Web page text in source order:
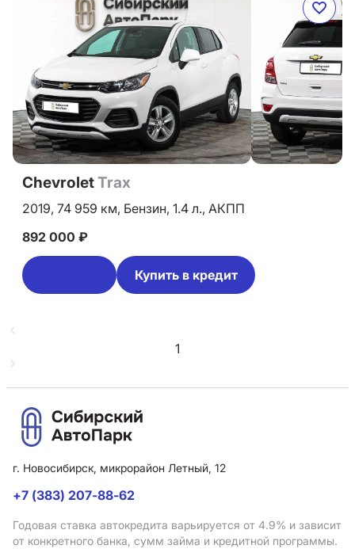
ChevroletTrax
2019, 74 959 км, Бензин, 1.4 л., АКПП
892 000 ₽
Купить в кредит
1
г. Новосибирск, микрорайон Летный, 12
+7 (383) 207-88-62
Годовая ставка автокредита варьируется от 4.9% и зависит
от конкретного банка, сумм займа и кредитной программы.